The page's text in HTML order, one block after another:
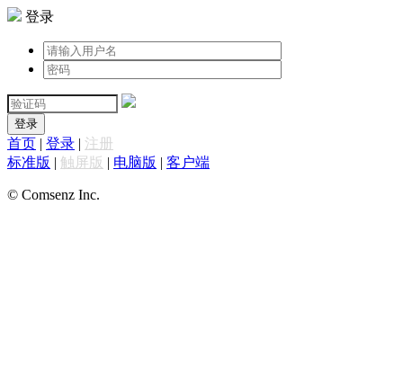
登录
登录
首页 | 登录 | 注册
标准版 | 触屏版 | 电脑版 | 客户端
© Comsenz Inc.